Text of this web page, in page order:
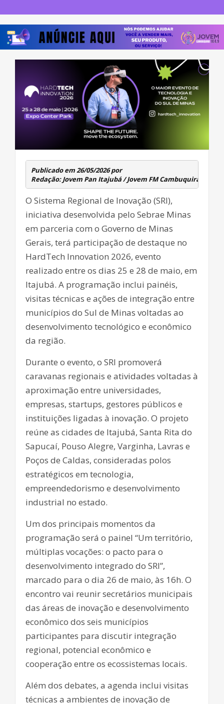
Publicado em 26/05/2026 por
Redação: Jovem Pan Itajubá / Jovem FM Cambuquira
O Sistema Regional de Inovação (SRI),
iniciativa desenvolvida pelo Sebrae Minas
em parceria com o Governo de Minas
Gerais, terá participação de destaque no
HardTech Innovation 2026, evento
realizado entre os dias 25 e 28 de maio, em
Itajubá. A programação inclui painéis,
visitas técnicas e ações de integração entre
municípios do Sul de Minas voltadas ao
desenvolvimento tecnológico e econômico
da região.
Durante o evento, o SRI promoverá
caravanas regionais e atividades voltadas à
aproximação entre universidades,
empresas, startups, gestores públicos e
instituições ligadas à inovação. O projeto
reúne as cidades de Itajubá, Santa Rita do
Sapucaí, Pouso Alegre, Varginha, Lavras e
Poços de Caldas, consideradas polos
estratégicos em tecnologia,
empreendedorismo e desenvolvimento
industrial no estado.
Um dos principais momentos da
programação será o painel “Um território,
múltiplas vocações: o pacto para o
desenvolvimento integrado do SRI”,
marcado para o dia 26 de maio, às 16h. O
encontro vai reunir secretários municipais
das áreas de inovação e desenvolvimento
econômico dos seis municípios
participantes para discutir integração
regional, potencial econômico e
cooperação entre os ecossistemas locais.
Além dos debates, a agenda inclui visitas
técnicas a ambientes de inovação de